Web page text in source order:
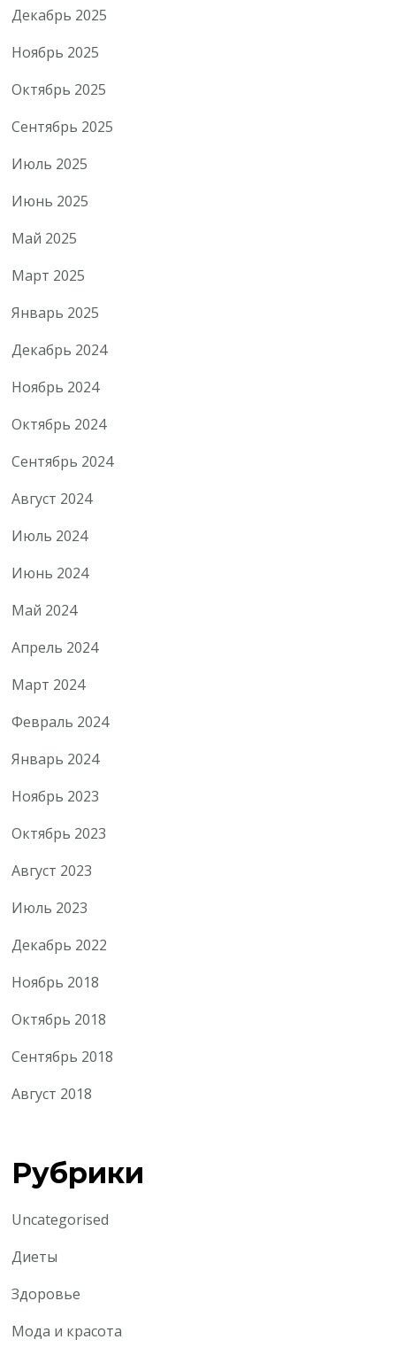
Декабрь 2025
Ноябрь 2025
Октябрь 2025
Сентябрь 2025
Июль 2025
Июнь 2025
Май 2025
Март 2025
Январь 2025
Декабрь 2024
Ноябрь 2024
Октябрь 2024
Сентябрь 2024
Август 2024
Июль 2024
Июнь 2024
Май 2024
Апрель 2024
Март 2024
Февраль 2024
Январь 2024
Ноябрь 2023
Октябрь 2023
Август 2023
Июль 2023
Декабрь 2022
Ноябрь 2018
Октябрь 2018
Сентябрь 2018
Август 2018
Рубрики
Uncategorised
Диеты
Здоровье
Мода и красота